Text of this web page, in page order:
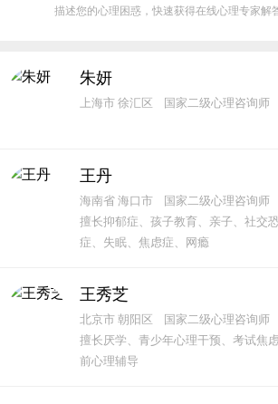
描述您的心理困惑，快速获得在线心理专家解
朱妍
上海市 徐汇区 国家二级心理咨询师
王丹
海南省 海口市 国家二级心理咨询师
擅长抑郁症、孩子教育、亲子、社交
症、失眠、焦虑症、网瘾
王秀芝
北京市 朝阳区 国家二级心理咨询师
擅长厌学、青少年心理干预、考试焦
前心理辅导